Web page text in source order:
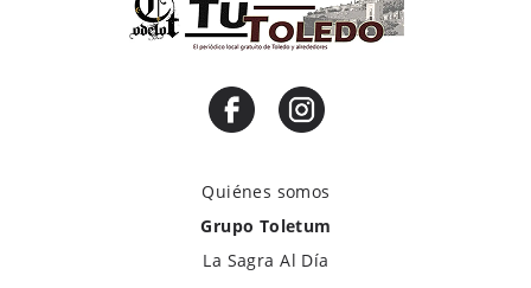
Quiénes somos
Grupo Toletum
La Sagra Al Día